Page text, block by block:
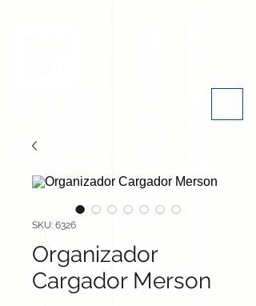
SKU: 6326
Organizador
Cargador Merson